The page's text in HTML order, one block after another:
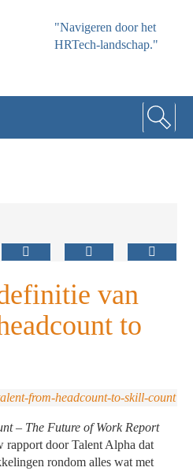
"Navigeren door het
HRTech-landschap."
van
to
– The Future of Work Report
rapport door Talent Alpha dat
rondom alles wat met